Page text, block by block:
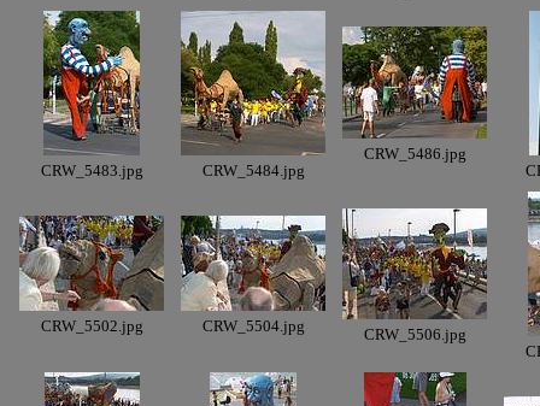
CRW_5483.jpg CRW_5484.jpg
CRW_5486.jpg
CRW_5502.jpg CRW_5504.jpg
CRW_5506.jpg